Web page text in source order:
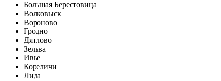
Большая Берестовица
Волковыск
Вороново
Гродно
Дятлово
Зельва
Ивье
Кореличи
Лида